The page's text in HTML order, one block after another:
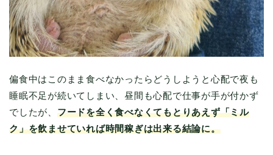
偏食中はこのまま食べなかったらどうしようと心配で夜も
睡眠不足が続いてしまい、昼間も心配で仕事が手が付かず
でしたが、 フードを全く食べなくてもとりあえず「ミル
ク」を飲ませていれば時間稼ぎは出来る結論に。